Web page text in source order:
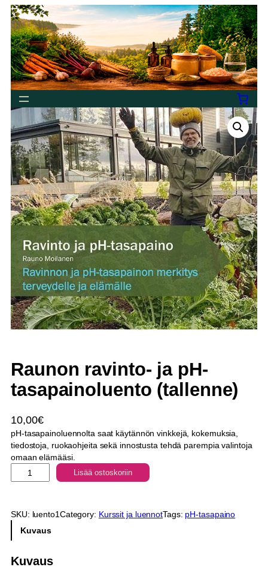
Raunon ravinto- ja pH-
tasapainoluento (tallenne)
10,00€
pH-tasapainoluennolta saat käytännön vinkkejä, kokemuksia,
tiedostoja, ruokaohjeita sekä innostusta tehdä parempia valintoja
omaan elämääsi.
a
o
r
v
Lisää ostoskoriin
SKU: luento1Category: Kurssit ja luennotTags: pH-tasapaino
Kuvaus
Kuvaus